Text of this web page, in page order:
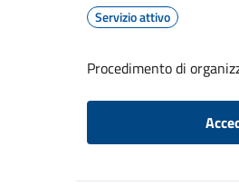
Servizio attivo
Procedimento di